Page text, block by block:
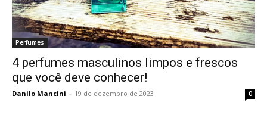
Perfumes
4 perfumes masculinos limpos e frescos
que você deve conhecer!
Danilo Mancini - 19 de dezembro de 2023 0